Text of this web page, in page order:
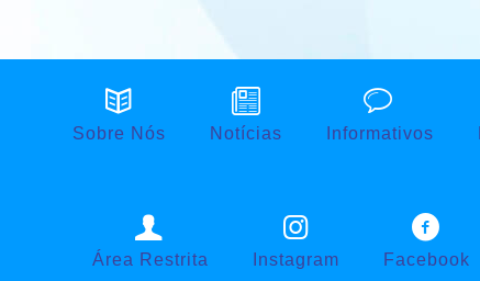
Sobre Nós Notícias Informativos
Área Restrita Instagram Facebook